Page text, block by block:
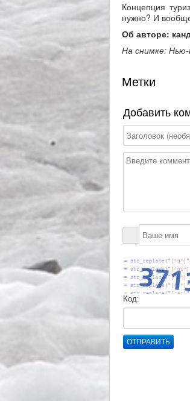
Концепция
нужно? И
Об авторе:
На снимке:
Метки
Добавить
Код:
ОТПРАВИТЬ